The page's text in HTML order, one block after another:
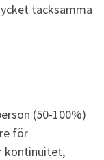
tacksamma
(50-100%)
för
kontinuitet,